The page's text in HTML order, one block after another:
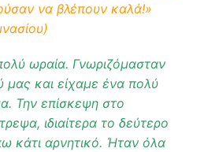
να βλέπουν καλά!»
ωραία. Γνωριζόμασταν
μας και είχαμε ένα πολύ
Την επίσκεψη στο
ιδιαίτερα το δεύτερο
κάτι αρνητικό. Ήταν όλα